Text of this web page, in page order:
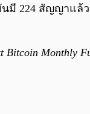
มี 224 สัญญาแล้ว
Bitcoin Monthly